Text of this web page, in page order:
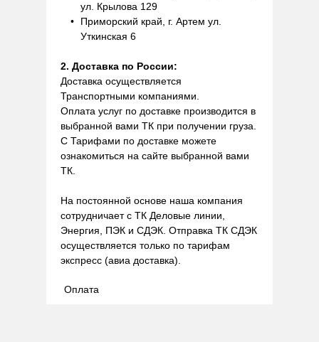
ул. Крылова 129
Приморский край, г. Артем ул.
Уткинская 6
2. Доставка по России:
Доставка осуществляется
Транспортными компаниями.
Оплата услуг по доставке производится в
выбранной вами ТК при получении груза.
С Тарифами по доставке можете
ознакомиться на сайте выбранной вами
ТК.
На постоянной основе наша компания
сотрудничает с ТК Деловые линии,
Энергия, ПЭК и СДЭК. Отправка ТК СДЭК
осуществляется только по тарифам
экспресс (авиа доставка).
Оплата